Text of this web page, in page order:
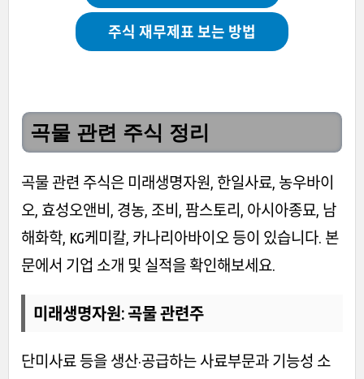
주식 재무제표 보는 방법
곡물 관련 주식 정리
곡물 관련 주식은 미래생명자원, 한일사료, 농우바이
오, 효성오앤비, 경농, 조비, 팜스토리, 아시아종묘, 남
해화학, KG케미칼, 카나리아바이오 등이 있습니다. 본
문에서 기업 소개 및 실적을 확인해보세요.
미래생명자원: 곡물 관련주
단미사료 등을 생산·공급하는 사료부문과 기능성 소